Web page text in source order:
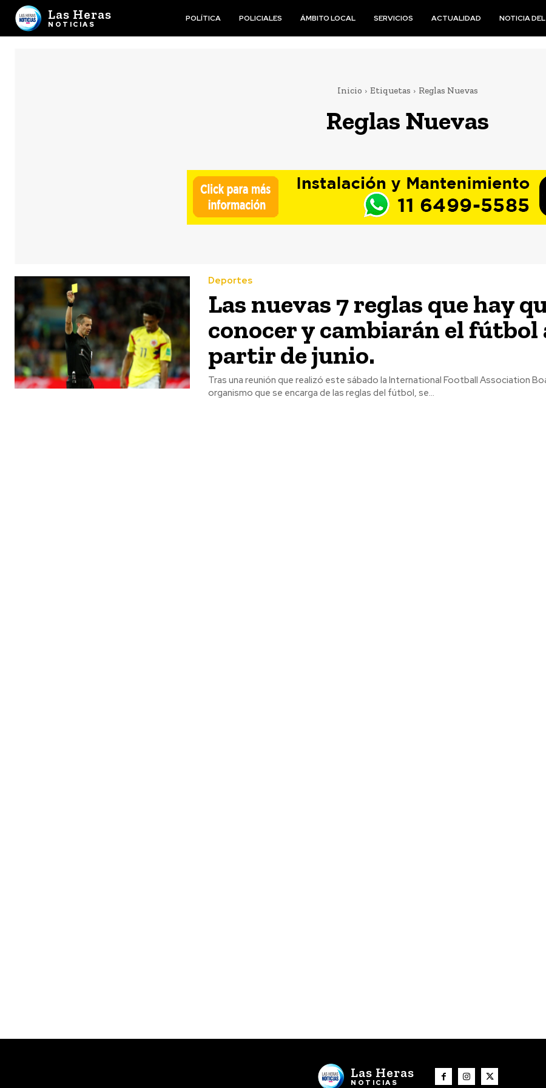
Las Heras
NOTICIAS
POLÍTICA POLICIALES ÁMBITO LOCAL SERVICIOS ACTUALIDAD NOTICIA
Inicio Etiquetas Reglas Nuevas
Reglas Nuevas
Deportes
Las nuevas 7 reglas que hay
conocer y cambiarán el fútbol
partir de junio.
Tras una reunión que realizó este sábado la International Football Association
organismo que se encarga de las reglas del fútbol, se...
Las Heras
NOTICIAS